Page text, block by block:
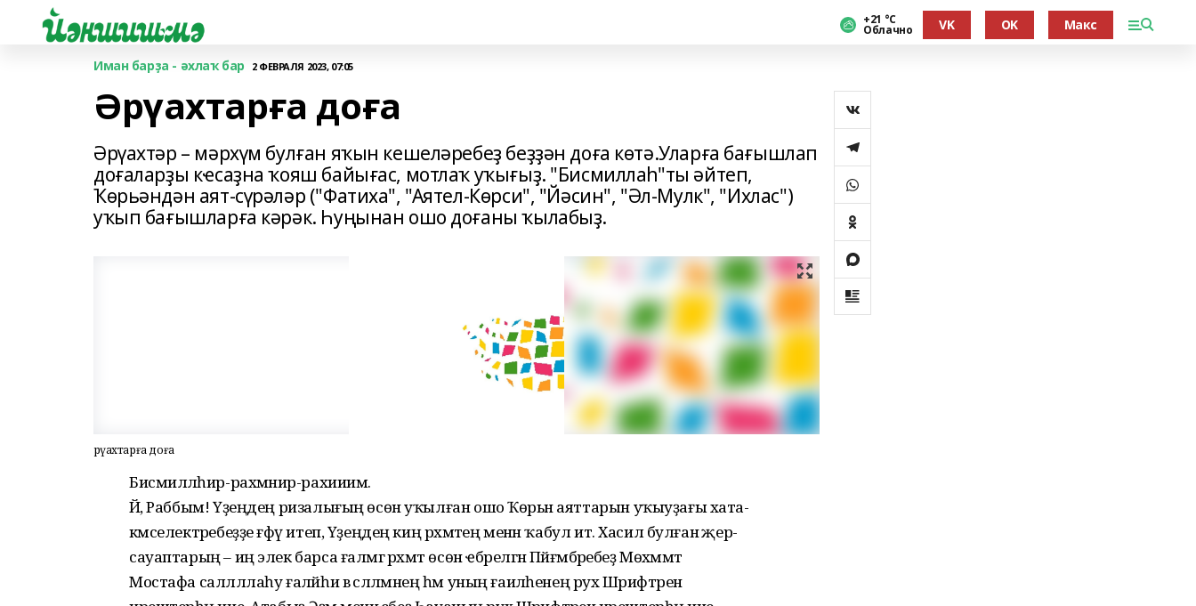
+21 °С
Облачно VK OK Макс
Иман барҙа - әхлаҡ бар 2 ФЕВРАЛЯ 2023, 07:05
Әрүахтарға доға
Әрүахтәр – мәрхүм булған яҡын кешеләребеҙ беҙҙән доға көтә.Уларға бағышлап
доғаларҙы кҽсаҙна ҡояш байығас, мотлаҡ уҡығыҙ. "Бисмиллаһ"ты әйтеп,
Ҡөрьәндән аят-сүрәләр ("Фатиха", "Аятел-Көрси", "Йәсин", "Әл-Мулк", "Ихлас")
уҡып бағышларға кәрәк. Һуңынан ошо доғаны ҡылабыҙ.
Әрүахтарға доға
Бисмилләәһир-рахмәәнир-рахииим.
Йә, Раббым! Үҙеңдең ризалығың өсөн уҡылған ошо Ҡөрьән аяттарын уҡыуҙағы хата-
кәмселектәребеҙҙе ғәфү итеп, Үҙеңдең киң рәхмәтең менән ҡабул ит. Хасил булған әҗер-
сауаптарың – иң элек барса ғаләмгә рәхмәт өсөн ҽбәрелгән Пәйғәмбәребеҙ Мөхәммәт
Мостафа салләллаһу ғаләйһи вә сәлләмнең һәм уның ғаиләһенең рух Шәрифтәренә